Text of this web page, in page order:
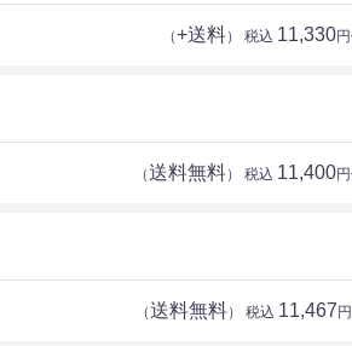
（+送料） 税込 11,330円
（送料無料） 税込 11,400円
（送料無料） 税込 11,467円